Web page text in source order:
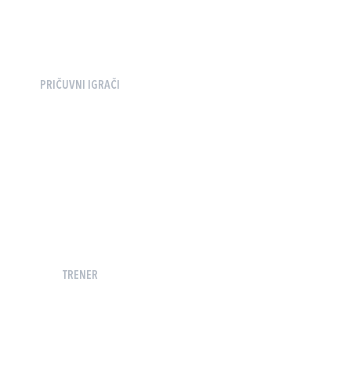
PRIČUVNI IGRAČI
TRENER